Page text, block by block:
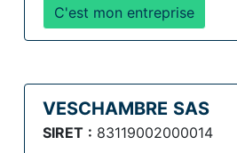
C'est mon entreprise
VESCHAMBRE SAS
SIRET : 83119002000014